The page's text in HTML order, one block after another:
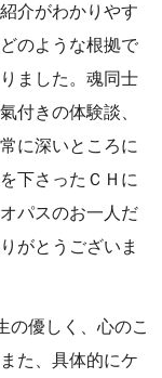
介がわかりやす
のような根拠で
ました。魂同士
付きの体験談、
に深いところに
下さったＣＨに
パスのお一人だ
がとうございま
の優しく、心のこ
た、具体的にケ